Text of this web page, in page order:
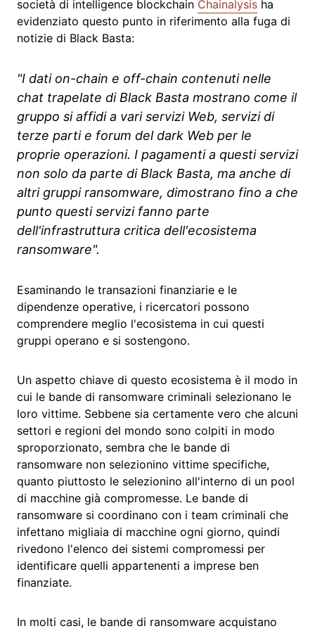
società di intelligence blockchain Chainalysis ha
evidenziato questo punto in riferimento alla fuga di
notizie di Black Basta:
"I dati on-chain e off-chain contenuti nelle
chat trapelate di Black Basta mostrano come il
gruppo si affidi a vari servizi Web, servizi di
terze parti e forum del dark Web per le
proprie operazioni. I pagamenti a questi servizi
non solo da parte di Black Basta, ma anche di
altri gruppi ransomware, dimostrano fino a che
punto questi servizi fanno parte
dell'infrastruttura critica dell'ecosistema
ransomware".
Esaminando le transazioni finanziarie e le
dipendenze operative, i ricercatori possono
comprendere meglio l'ecosistema in cui questi
gruppi operano e si sostengono.
Un aspetto chiave di questo ecosistema è il modo in
cui le bande di ransomware criminali selezionano le
loro vittime. Sebbene sia certamente vero che alcuni
settori e regioni del mondo sono colpiti in modo
sproporzionato, sembra che le bande di
ransomware non selezionino vittime specifiche,
quanto piuttosto le selezionino all'interno di un pool
di macchine già compromesse. Le bande di
ransomware si coordinano con i team criminali che
infettano migliaia di macchine ogni giorno, quindi
rivedono l'elenco dei sistemi compromessi per
identificare quelli appartenenti a imprese ben
finanziate.
In molti casi, le bande di ransomware acquistano